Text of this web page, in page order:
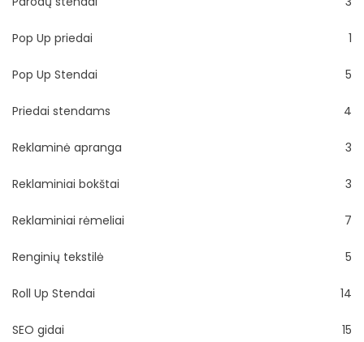
Pop Up priedai 1
Pop Up Stendai 5
Priedai stendams 4
Reklaminė apranga 3
Reklaminiai bokštai 3
Reklaminiai rėmeliai 7
Renginių tekstilė 5
Roll Up Stendai 14
SEO gidai 15